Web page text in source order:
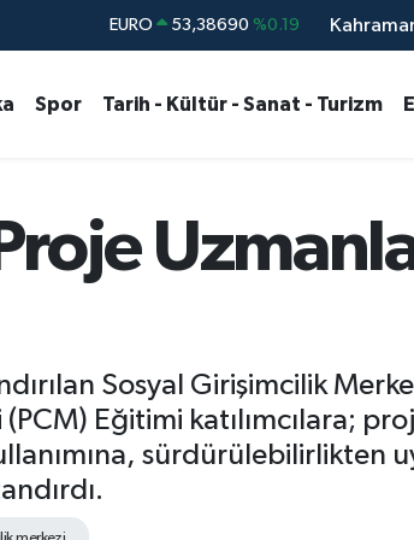
STERLİN 61,60380 %0.18
BİST100 14.598,00 %0
EURO 53,38690 %0.19
Spor Tarih - Kültür - Sanat - Turizm
Sosyal Girişimcilik
Eğitimi katılımcılara;
sürdürülebilirlikten